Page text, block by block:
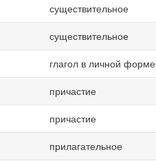
существительное
существительное
глагол в личной форме
причастие
причастие
прилагательное